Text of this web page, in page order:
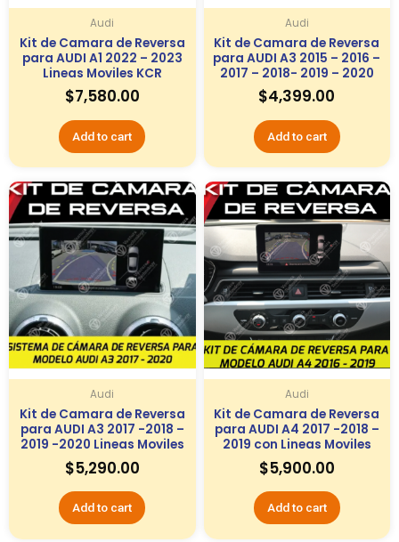
Audi
Kit de Camara de Reversa
para AUDI A1 2022 – 2023
Lineas Moviles KCR
$7,580.00
Add to cart
Audi
Kit de Camara de Reversa
para AUDI A3 2015 – 2016 –
2017 – 2018- 2019 – 2020
$4,399.00
Add to cart
Audi
Kit de Camara de Reversa
para AUDI A3 2017 -2018 –
2019 -2020 Lineas Moviles
$5,290.00
Add to cart
Audi
Kit de Camara de Reversa
para AUDI A4 2017 -2018 –
2019 con Lineas Moviles
$5,900.00
Add to cart